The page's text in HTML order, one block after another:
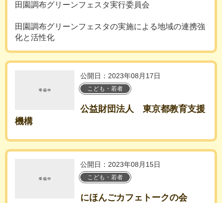
田園調布グリーンフェスタ実行委員会
田園調布グリーンフェスタの実施による地域の連携強
化と活性化
公開日：2023年08月17日
こども・若者
公益財団法人 東京都教育支援
機構
公開日：2023年08月15日
こども・若者
にほんごカフェトークの会